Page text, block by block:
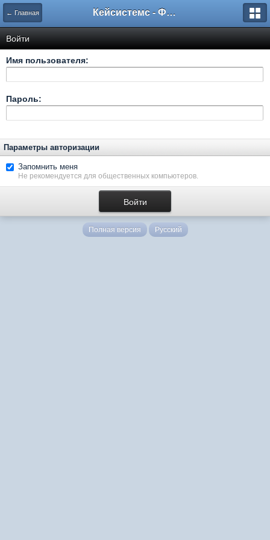
← Главная Кейсистемс - Форумы
Войти
Имя пользователя:
Пароль:
Параметры авторизации
Запомнить меня
Не рекомендуется для общественных компьютеров.
Полная версия Русский